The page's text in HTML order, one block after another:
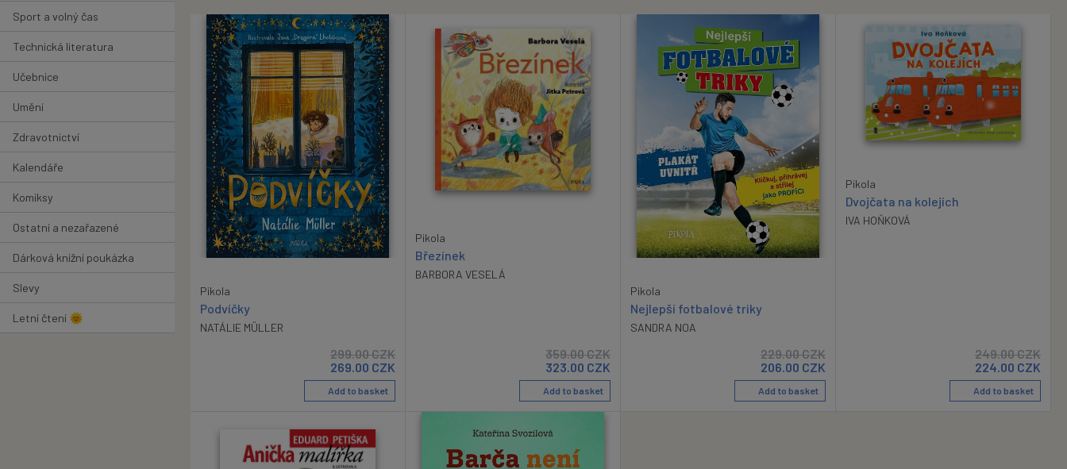
Sport a volný čas
Technická literatura
Učebnice
Umění
Zdravotnictví
Kalendáře
Komiksy
Ostatní a nezařazené
Dárková knižní poukázka
Slevy
Letní čtení 🌞
Pikola
Podvíčky
NATÁLIE MÜLLER
299.00CZK
269.00 CZK
Add to basket
Pikola
Březínek
BARBORA VESELÁ
359.00CZK
323.00 CZK
Add to basket
Pikola
Nejlepší fotbalové triky
SANDRA NOA
229.00CZK
206.00 CZK
Add to basket
Pikola
Dvojčata na kolejích
IVA HOŇKOVÁ
249.00CZK
224.00 CZK
Add to basket